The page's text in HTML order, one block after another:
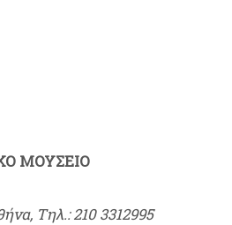
ΜΟΥΣΕΙΟ
Τηλ.: 210 3312995